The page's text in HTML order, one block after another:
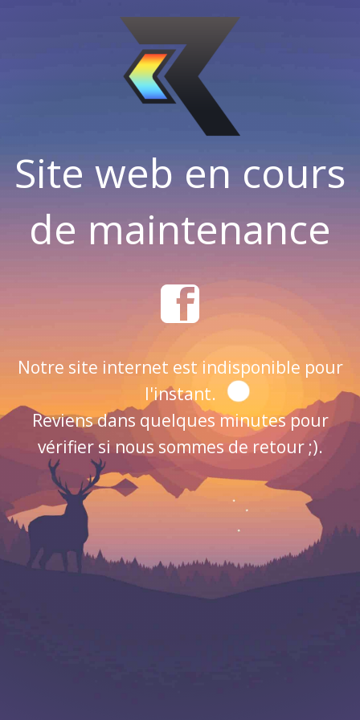
Site web en cours
de maintenance
Notre site internet est indisponible pour
l'instant.
Reviens dans quelques minutes pour
vérifier si nous sommes de retour ;).